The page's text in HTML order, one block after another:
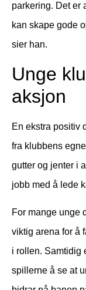
parkering. Det er
kan skape gode
sier han.
Unge
aksjon
En ekstra positiv
fra klubbens
gutter og jenter i
jobb med å lede
For mange unge
viktig arena for å
i rollen. Samtidig
spillerne å se at